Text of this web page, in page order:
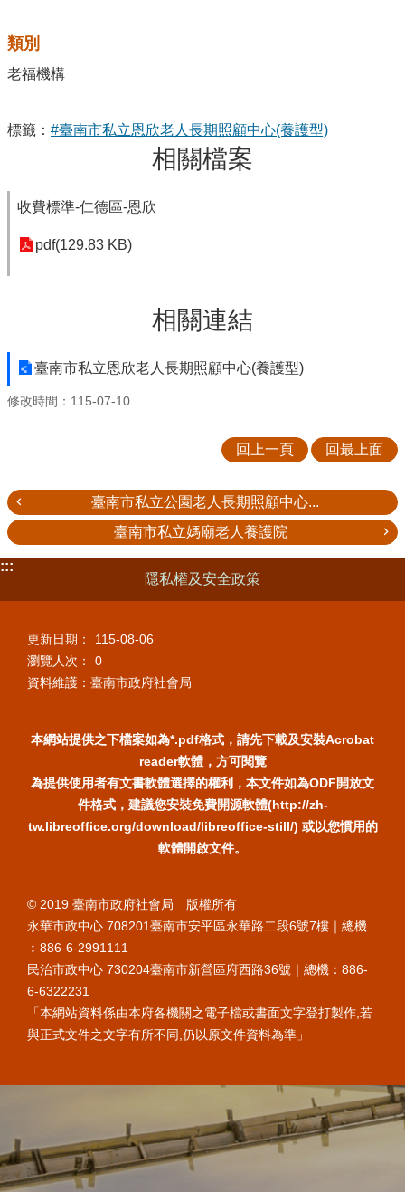
類別
老福機構
標籤： #臺南市私立恩欣老人長期照顧中心(養護型)
相關檔案
收費標準-仁德區-恩欣
pdf(129.83 KB)
相關連結
臺南市私立恩欣老人長期照顧中心(養護型)
修改時間：115-07-10
回上一頁 回最上面
臺南市私立公園老人長期照顧中心...
臺南市私立媽廟老人養護院
:::
隱私權及安全政策
更新日期：
115-08-06
瀏覽人次：
0
資料維護：臺南市政府社會局
本網站提供之下檔案如為*.pdf格式，請先下載及安裝Acrobat
reader軟體，方可閱覽
為提供使用者有文書軟體選擇的權利，本文件如為ODF開放文
件格式，建議您安裝免費開源軟體(http://zh-
tw.libreoffice.org/download/libreoffice-still/) 或以您慣用的
軟體開啟文件。
© 2019 臺南市政府社會局 版權所有
永華市政中心 708201臺南市安平區永華路二段6號7樓｜總機
︰886-6-2991111
民治市政中心 730204臺南市新營區府西路36號｜總機：886-
6-6322231
「本網站資料係由本府各機關之電子檔或書面文字登打製作,若
與正式文件之文字有所不同,仍以原文件資料為準」